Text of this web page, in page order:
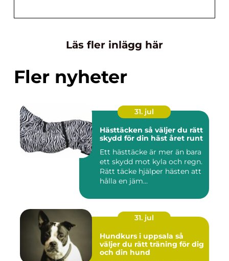
Läs fler inlägg här
Fler nyheter
31. jul
Hästtäcken så väljer du rätt
skydd för din häst året runt
Ett hästtäcke är mer än bara
ett skydd mot kyla och regn.
Rätt täcke hjälper hästen att
hålla en jäm...
31. jul
Hundkurs i uppsala så
väljer du rätt träning för dig
och din hund